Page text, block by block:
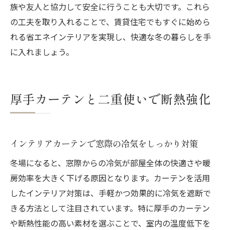
族や友人と協力して安全に行うことも大切です。これら
の工夫を取り入れることで、賃貸住宅でもすぐに始めら
れる省エネインテリアを実現し、快適な冬の暮らしを手
に入れましょう。
厚手カーテンと二重使いで断熱強化
インテリアカーテンで窓際の冷気をしっかり対策
冬場になると、窓際からの冷気が部屋全体の快適さや暖
房効率を大きく下げる原因となります。カーテンを活用
したインテリア対策は、手軽かつ効果的に冷気を遮断で
きる方法として注目されています。特に厚手のカーテン
や断熱性能の高い素材を選ぶことで、室内の温度低下を